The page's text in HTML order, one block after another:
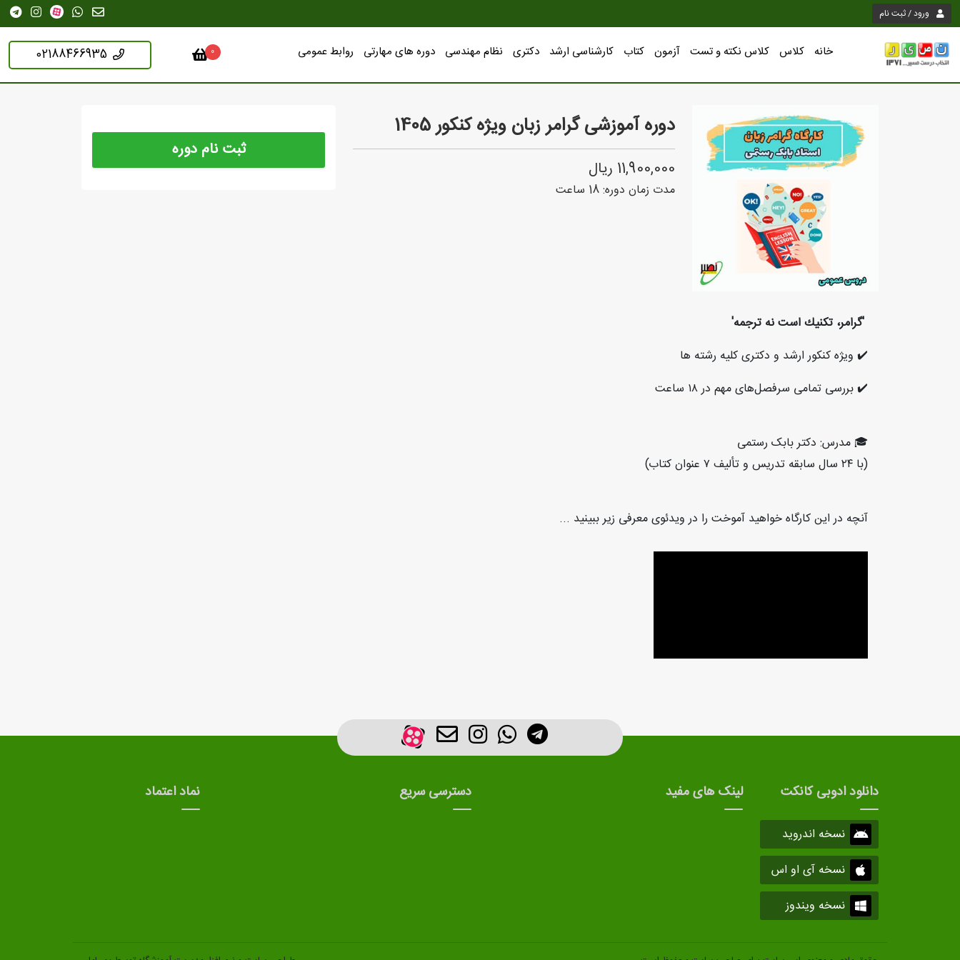
ورود / ثبت نام
خانه کلاس کلاس نکته و تست آزمون کتاب کارشناسی ارشد دکتری نظام مهندسی دوره های مهارتی روابط عمومی 0
02188466935
دوره آموزشی گرامر زبان ویژه کنکور 1405
11,900,000 ریال
مدت زمان دوره:18 ساعت
ثبت نام دوره
'گرامر، تكنيك است نه ترجمه'
✔️ ویژه کنکور ارشد و دکتری کلیه رشته ها
✔️ بررسی تمامی سرفصل‌های مهم در ١٨ ساعت
🎓 مدرس: دکتر بابک رستمی
(با ٢٤ سال سابقه تدریس و تألیف ٧ عنوان کتاب)
آنچه در اين كارگاه خواهيد آموخت را در ويدئوی معرفی زیر ببينيد ...
دانلود ادوبی کانکت
نسخه اندروید
نسخه آی او اس
نسخه ویندوز
لینک های مفید دسترسی سریع نماد اعتماد